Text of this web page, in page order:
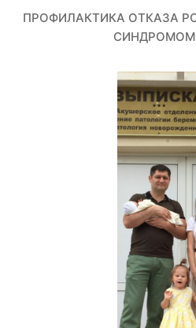
ПРОФИЛАКТИКА ОТКАЗА
СИНДРОМОМ